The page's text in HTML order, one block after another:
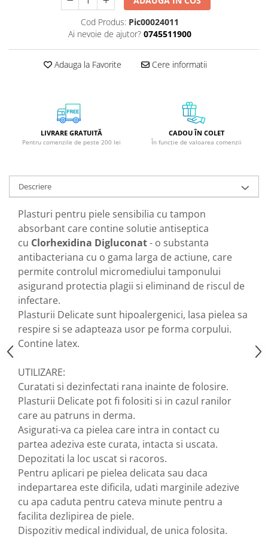
GreenPoint Trade (3 produse)
H3D - O'TOM(2 produse)
Hegron Cosmetics BV (5 produse)
Jack N' Jill (20 produse)
Laboratoarele Remedia (98
produse)
Landgarten GMBH & CO.KG. (13
produse)
Laropharm (25 produse)
Lavera (4 produse)
Liking S.p.A. (3 produse)
Mebra Brasov (54 produse)
Nateen (28 produse)
Nature Tech (11 produse)
Ommia Skincare & Mothercare (9
Produse)
Organic Terra (2 produse)
Papoutsanis SA (37 produse)
Pawxie (12 produse)
Pikdare - Pic Solutions (22
produse)
ProdNat (6 produse)
ProPhyto - ProVet SA (6 produse)
Record (5 produse)
Rohto Pharmaceuticals Co (4
produse)
Rolly Brush - Mr.White (10
Protectie Anti-Insecte
Sapun Natural Handmade
Scrub de Corp
Servetele Umede/Hartie Igienica
Uleiuri Esentiale
Cod Produs: Pic00024011
Ai nevoie de ajutor? 0745511900
Adauga la Favorite Cere informatii
LIVRARE GRATUITĂ
Pentru comenzile de peste 200 lei
CADOU ÎN COLET
În funcție de valoarea comenzii
Descriere
Plasturi pentru piele sensibilia cu tampon
absorbant care contine solutie antiseptica
cu Clorhexidina Digluconat- o substanta
antibacteriana cu o gama larga de actiune, care
permite controlul micromediului tamponului
asigurand protectia plagii si eliminand de riscul de
infectare.
Plasturii Delicate sunt hipoalergenici, lasa pielea sa
respire si se adapteaza usor pe forma corpului.
Contine latex.
UTILIZARE:
Curatati si dezinfectati rana inainte de folosire.
Plasturii Delicate pot fi folositi si in cazul ranilor
care au patruns in derma.
Asigurati-va ca pielea care intra in contact cu
partea adeziva este curata, intacta si uscata.
Depozitati la loc uscat si racoros.
Pentru aplicari pe pielea delicata sau daca
indepartarea este dificila, udati marginile adezive
cu apa caduta pentru cateva minute pentru a
facilita dezlipirea de piele.
Dispozitiv medical individual, de unica folosita.